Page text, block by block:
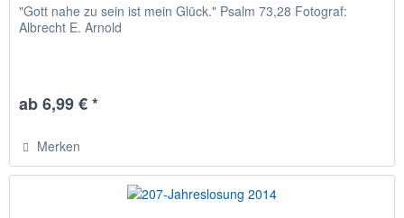
"Gott nahe zu sein ist mein Glück." Psalm 73,28 Fotograf:
Albrecht E. Arnold
ab 6,99 € *
Merken